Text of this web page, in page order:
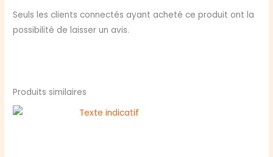
Seuls les clients connectés ayant acheté ce produit ont la
possibilité de laisser un avis.
Produits similaires